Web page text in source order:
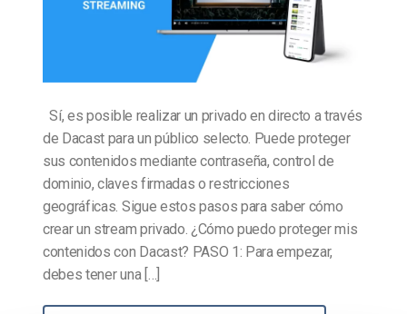
Sí, es posible realizar un privado en directo a través
de Dacast para un público selecto. Puede proteger
sus contenidos mediante contraseña, control de
dominio, claves firmadas o restricciones
geográficas. Sigue estos pasos para saber cómo
crear un stream privado. ¿Cómo puedo proteger mis
contenidos con Dacast? PASO 1: Para empezar,
debes tener una […]